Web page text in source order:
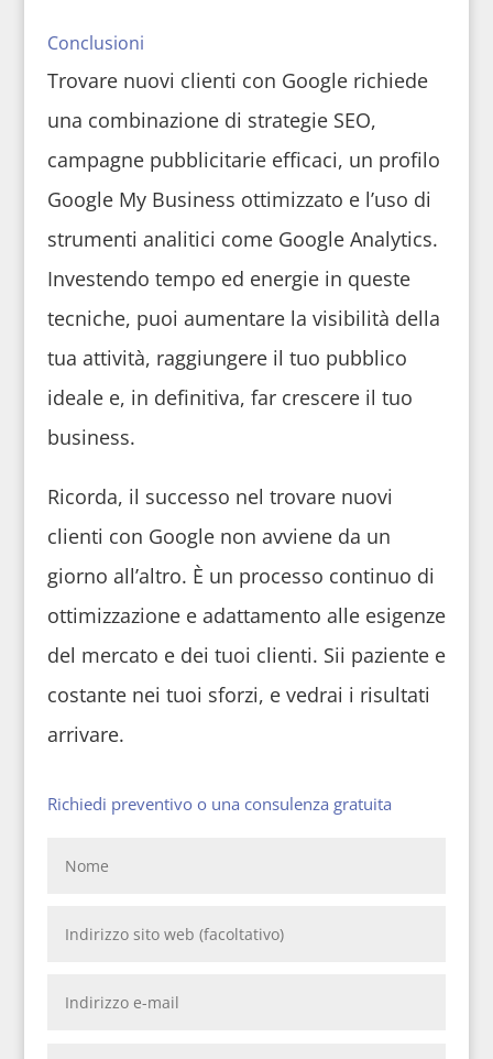
Conclusioni
Trovare nuovi clienti con Google richiede
una combinazione di strategie SEO,
campagne pubblicitarie efficaci, un profilo
Google My Business ottimizzato e l’uso di
strumenti analitici come Google Analytics.
Investendo tempo ed energie in queste
tecniche, puoi aumentare la visibilità della
tua attività, raggiungere il tuo pubblico
ideale e, in definitiva, far crescere il tuo
business.
Ricorda, il successo nel trovare nuovi
clienti con Google non avviene da un
giorno all’altro. È un processo continuo di
ottimizzazione e adattamento alle esigenze
del mercato e dei tuoi clienti. Sii paziente e
costante nei tuoi sforzi, e vedrai i risultati
arrivare.
Richiedi preventivo o una consulenza gratuita